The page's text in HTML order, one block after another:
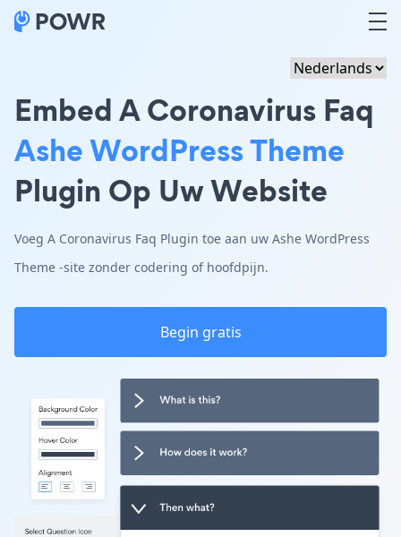
Embed A Coronavirus Faq
Ashe WordPress Theme
Plugin Op Uw Website
Voeg A Coronavirus Faq Plugin toe aan uw Ashe WordPress
Theme -site zonder codering of hoofdpijn.
Begin gratis